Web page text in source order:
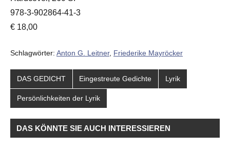
978-3-902864-41-3
€ 18,00
Schlagwörter: Anton G. Leitner, Friederike Mayröcker
DAS GEDICHT Eingestreute Gedichte Lyrik
Persönlichkeiten der Lyrik
DAS KÖNNTE SIE AUCH INTERESSIEREN